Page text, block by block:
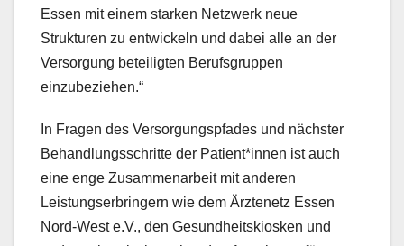
Essen mit einem starken Netzwerk neue
Strukturen zu entwickeln und dabei alle an der
Versorgung beteiligten Berufsgruppen
einzubeziehen.“
In Fragen des Versorgungspfades und nächster
Behandlungsschritte der Patient*innen ist auch
eine enge Zusammenarbeit mit anderen
Leistungserbringern wie dem Ärztenetz Essen
Nord-West e.V., den Gesundheitskiosken und